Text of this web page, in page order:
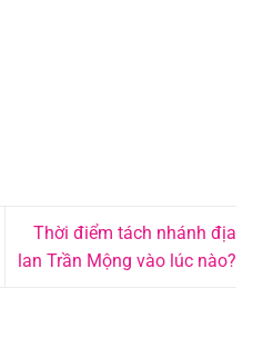
Thời điểm tách nhánh địa
lan Trần Mộng vào lúc nào?